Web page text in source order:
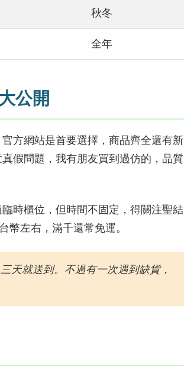
秋冬
全年
公開
方網站是首要選擇，商品齊全還有新
假問題，我有朋友買到過仿的，品質
時櫃位，但時間不固定，得關注聖結
幣左右，滿千還常免運。
天就送到。不過有一次遇到缺貨，